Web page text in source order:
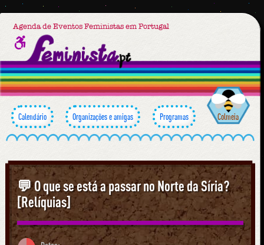
Agenda de Eventos Feministas em Portugal
Calendário Organizações e amigas Programas Colmeia
💬 O que se está a passar no Norte da Síria?
[Relíquias]